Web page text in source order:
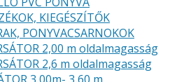
KIEGÉSZÍTŐK
PONYVACSARNOKOK
2,00 m oldalmagasság
2,6 m oldalmagasság